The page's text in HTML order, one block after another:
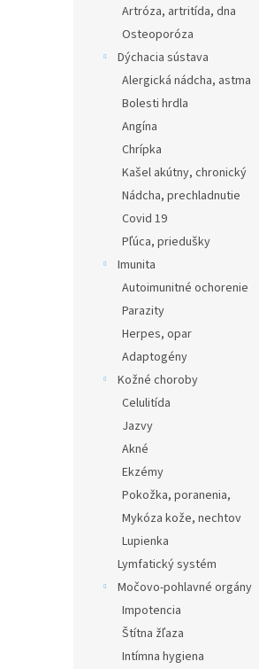
Artróza, artritída, dna
Osteoporóza
Dýchacia sústava
Alergická nádcha, astma
Bolesti hrdla
Angína
Chrípka
Kašel akútny, chronický
Nádcha, prechladnutie
Covid 19
Pľúca, priedušky
Imunita
Autoimunitné ochorenie
Parazity
Herpes, opar
Adaptogény
Kožné choroby
Celulitída
Jazvy
Akné
Ekzémy
Pokožka, poranenia,
Mykóza kože, nechtov
Lupienka
Lymfatický systém
Močovo-pohlavné orgány
Impotencia
Štítna žľaza
Intímna hygiena